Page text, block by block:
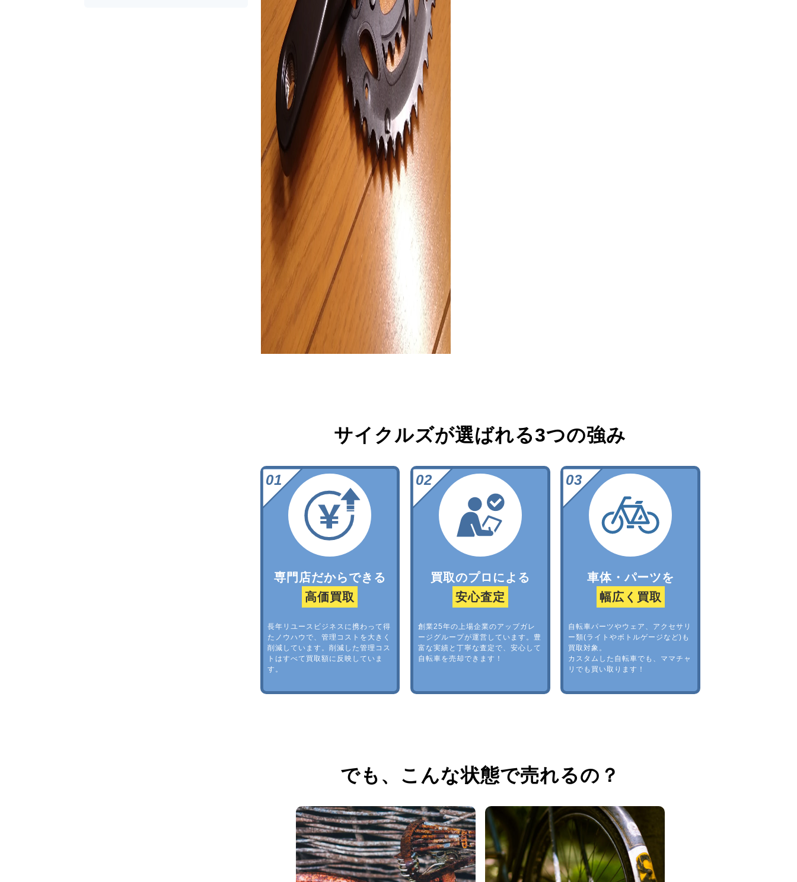
サイクルズが選ばれる3つの強み
専門店だからできる
高価買取
長年リユースビジネスに携わって得
たノウハウで、管理コストを大きく
削減しています。削減した管理コス
トはすべて買取額に反映していま
す。
買取のプロによる
安心査定
創業25年の上場企業のアップガレ
ージグループが運営しています。豊
富な実績と丁寧な査定で、安心して
自転車を売却できます！
車体・パーツを
幅広く買取
自転車パーツやウェア、アクセサリ
ー類(ライトやボトルゲージなど)も
買取対象。
カスタムした自転車でも、ママチャ
リでも買い取ります！
でも、 こんな状態で売れるの？